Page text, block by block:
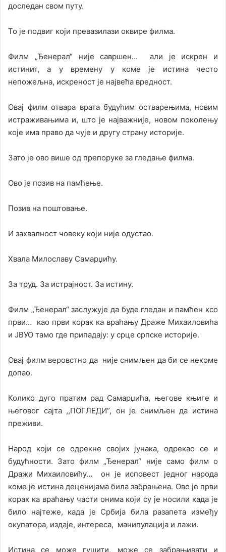
доследан свом путу.
То је подвиг који превазилази оквире филма.
Филм „Ђенерал“ није савршен… али је искрен и
истинит, а у времену у коме је истина често
непожељна, искреност је највећа вредност.
Овај филм отвара врата будућим остварењима, новим
истраживањима и, што је најважније, новом поколењу
које има право да чује и другу страну историје.
Зато је ово више од препоруке за гледање филма.
Ово је позив на памћење.
Позив на поштовање.
И захвалност човеку који није одустао.
Хвала Милославу Самарџићу.
За труд. За истрајност. За истину.
Филм „Ђенерал“ заслужује да буде гледан и памћен ксо
први… као први корак ка враћању Драже Михаиловића
и ЈВУО тамо где припадају: у срце српске историје.
Овај филм веровстно да није снимљен да би се некоме
допао.
Колико дуго пратим рад Самарџића, његове књиге и
његовог сајта ,,ПОГЛЕДИ”, он је снимљен да истина
преживи.
Народ који се одрекне својих јунака, одрекао се и
будућности. Зато филм „Ђенерал“ није само филм о
Дражи Михаиловићу… он је исповест једног народа
коме је истина деценијама била забрањена. Ово је први
корак ка враћању части онима који су је носили када је
било најтеже, када је Србија била разапета између
окупатора, издаје, интереса, манипулација и лажи.
Истина се може гушити, може се забрањивати и